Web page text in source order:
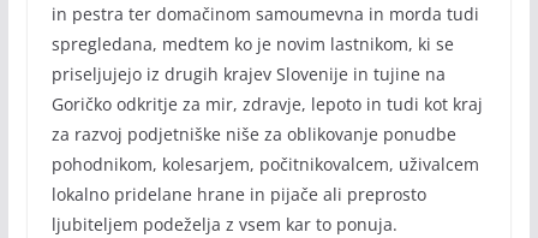
in pestra ter domačinom samoumevna in morda tudi
spregledana, medtem ko je novim lastnikom, ki se
priseljujejo iz drugih krajev Slovenije in tujine na
Goričko odkritje za mir, zdravje, lepoto in tudi kot kraj
za razvoj podjetniške niše za oblikovanje ponudbe
pohodnikom, kolesarjem, počitnikovalcem, uživalcem
lokalno pridelane hrane in pijače ali preprosto
ljubiteljem podeželja z vsem kar to ponuja.